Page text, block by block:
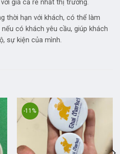
giá cả rẻ nhất thị trường.
thời hạn với khách, có thể làm
có khách yêu cầu, giúp khách
sự kiện của mình.
-11%